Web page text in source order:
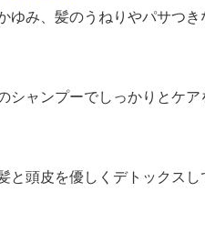
ゆみ、髪のうねりやパサつ
シャンプーでしっかりとケ
と頭皮を優しくデトックスし